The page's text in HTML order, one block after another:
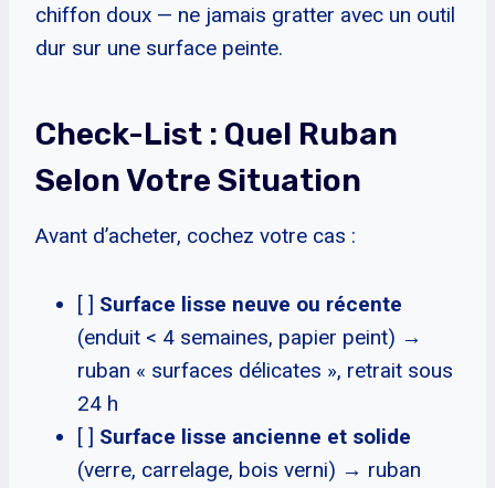
chiffon doux — ne jamais gratter avec un outil
dur sur une surface peinte.
Check-List : Quel Ruban
Selon Votre Situation
Avant d’acheter, cochez votre cas :
[ ] Surface lisse neuve ou récente
(enduit < 4 semaines, papier peint) →
ruban « surfaces délicates », retrait sous
24 h
[ ] Surface lisse ancienne et solide
(verre, carrelage, bois verni) → ruban